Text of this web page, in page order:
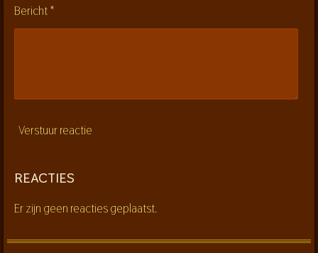
n
Bericht *
Verstuur reactie
REACTIES
Er zijn geen reacties geplaatst.